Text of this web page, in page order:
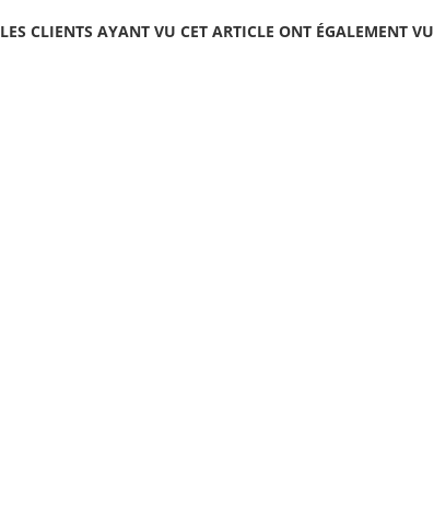
LES CLIENTS AYANT VU CET ARTICLE ONT ÉGALEMENT VU